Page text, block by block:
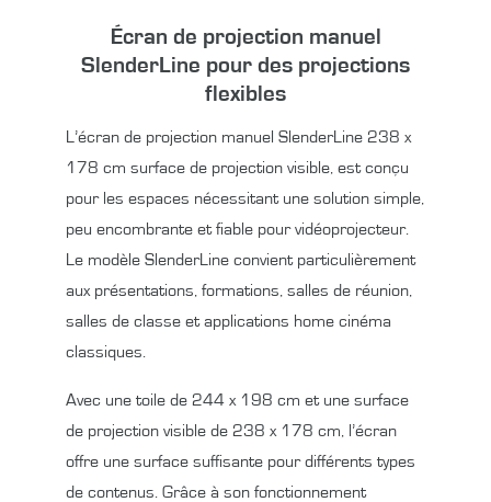
Écran de projection manuel
SlenderLine pour des projections
flexibles
L’écran de projection manuel SlenderLine 238 x
178 cm surface de projection visible, est conçu
pour les espaces nécessitant une solution simple,
peu encombrante et fiable pour vidéoprojecteur.
Le modèle SlenderLine convient particulièrement
aux présentations, formations, salles de réunion,
salles de classe et applications home cinéma
classiques.
Avec une toile de 244 x 198 cm et une surface
de projection visible de 238 x 178 cm , l’écran
offre une surface suffisante pour différents types
de contenus. Grâce à son fonctionnement